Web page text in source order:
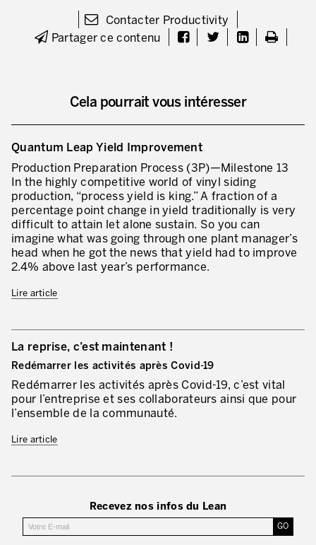
Hoshin Kanri: Aligner votre organisation
Définir une stratégie de gestion d’actifs
DÉVELOPPEMENT DU LEADERSHIP
Le travail standard des leaders
Développement des managers et superviseurs
Développement d’équipe
Développer la culture de résolution des problèmes
Evaluation de la maturité de la culture d’excellence opérationnelle
20 ans d’expérience Lean dans les services
Décloisonner et piloter les processus
Contacter Productivity
Partager ce contenu
Cela pourrait vous intéresser
Quantum Leap Yield Improvement
Production Preparation Process (3P)—Milestone 13
In the highly competitive world of vinyl siding
production, “process yield is king.” A fraction of a
percentage point change in yield traditionally is very
difficult to attain let alone sustain. So you can
imagine what was going through one plant manager’s
head when he got the news that yield had to improve
2.4% above last year’s performance.
Lire article
La reprise, c’est maintenant !
Redémarrer les activités après Covid-19
Redémarrer les activités après Covid-19, c’est vital
pour l’entreprise et ses collaborateurs ainsi que pour
l’ensemble de la communauté.
Lire article
Recevez nos infos du Lean